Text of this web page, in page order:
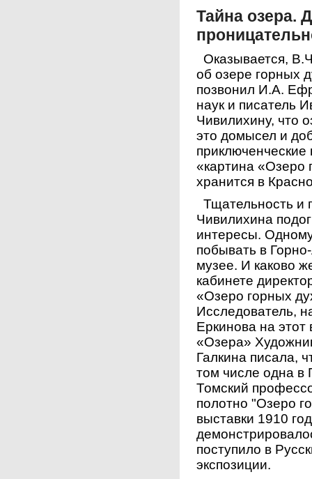
Тайна озера.
Оказывается,
об озере горных
позвонил И.А.
наук и писатель
Чивилихину, что
это домысел и
«картина «Озеро
хранится в
Тщательность и
Чивилихина
интересы.
побывать в
музее. И каково
кабинете
«Озеро горных
Исследователь,
Еркинова на
«Озера»
Галкина писала,
том числе одна в
Томский
полотно "Озеро
выставки 1910
поступило в
экспозиции.